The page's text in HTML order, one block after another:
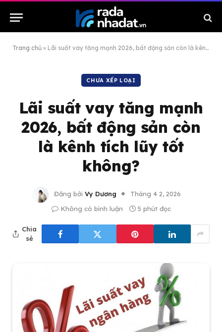
Trang chủ » Lãi suất vay tăng mạnh 2026, bất động sản còn là kênh tích lũy tốt không?
CHƯA XẾP LOẠI
Lãi suất vay tăng mạnh
2026, bất động sản còn
là kênh tích lũy tốt
không?
Đăng bởi Vy Dương
Tháng 4 2, 2026
Không có bình luận
5 phút đọc
Chia
sẻ